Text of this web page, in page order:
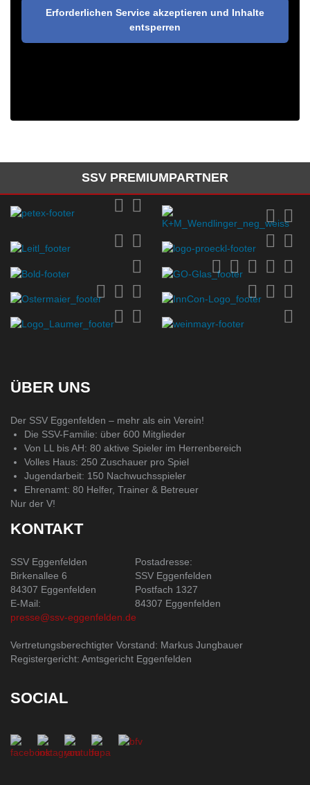
Erforderlichen Service akzeptieren und Inhalte
entsperren
SSV PREMIUMPARTNER
ÜBER UNS
Der SSV Eggenfelden – mehr als ein Verein!
Die SSV-Familie: über 600 Mitglieder
Von LL bis AH: 80 aktive Spieler im Herrenbereich
Volles Haus: 250 Zuschauer pro Spiel
Jugendarbeit: 150 Nachwuchsspieler
Ehrenamt: 80 Helfer, Trainer & Betreuer
Nur der V!
KONTAKT
SSV Eggenfelden
Birkenallee 6
84307 Eggenfelden
E-Mail:
presse@ssv-eggenfelden.de
Postadresse:
SSV Eggenfelden
Postfach 1327
84307 Eggenfelden
Vertretungsberechtigter Vorstand: Markus Jungbauer
Registergericht: Amtsgericht Eggenfelden
SOCIAL